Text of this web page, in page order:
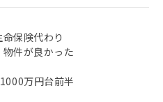
保険代わり
件が良かった
万円台前半